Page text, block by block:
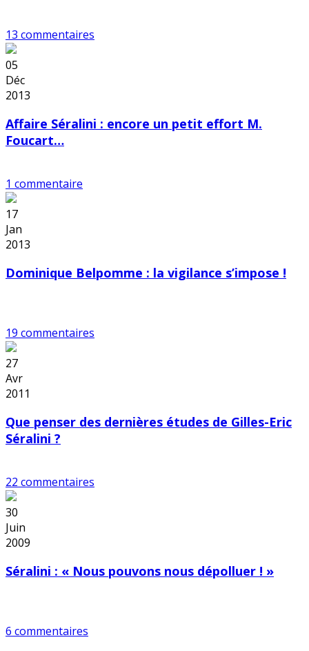
13 commentaires
05
Déc
2013
Affaire Séralini : encore un petit effort M.
Foucart…
1 commentaire
17
Jan
2013
Dominique Belpomme : la vigilance s’impose !
19 commentaires
27
Avr
2011
Que penser des dernières études de Gilles-Eric
Séralini ?
22 commentaires
30
Juin
2009
Séralini : « Nous pouvons nous dépolluer ! »
6 commentaires